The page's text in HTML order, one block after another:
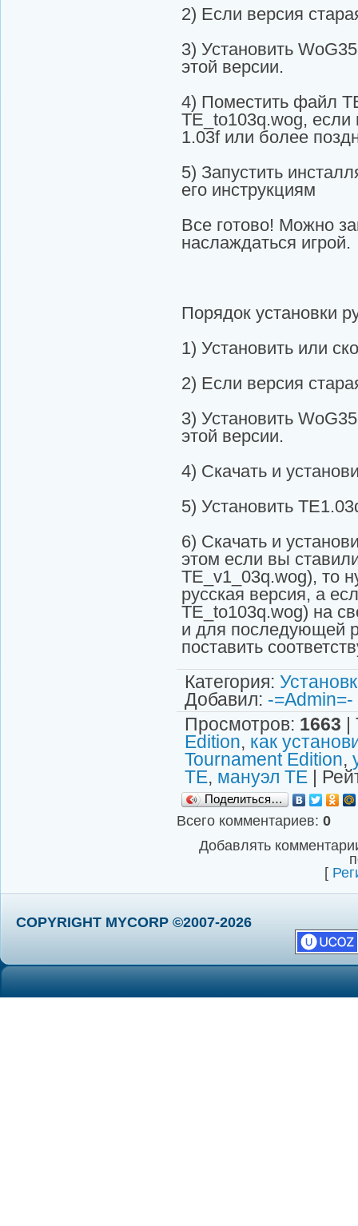
2) Если версия
3) Установить
этой версии.
4) Поместить файл
TE_to103q.wog,
1.03f или более
5) Запустить
его инструкциям
Все готово! Можно
наслаждаться игрой.
Порядок установки
1) Установить или
2) Если версия
3) Установить
этой версии.
4) Скачать и
5) Установить
6) Скачать и
этом если вы
TE_v1_03q.wog), то
русская версия, а
TE_to103q.wog) на
и для последующей
поставить
Категория:
Добавил: -=Admin=-
Просмотров: 1663 |
Edition, как
Tournament Edition,
TE, мануэл ТЕ |
Поделиться…
Всего комментариев: 0
Добавлять
[
COPYRIGHT MYCORP ©2007-2026